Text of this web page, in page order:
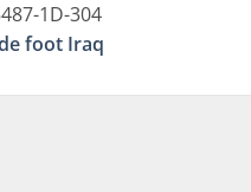
1D-304
foot Iraq